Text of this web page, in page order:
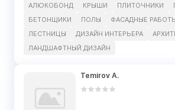
АЛЮКОБОНД
КРЫШИ ПЛИТОЧНИКИ
БЕТОНЩИКИ
ПОЛЫ ФАСАДНЫЕ
ЛЕСТНИЦЫ
ДИЗАЙН ИНТЕРЬЕРА
ЛАНДШАФТНЫЙ ДИЗАЙН
Temirov A.